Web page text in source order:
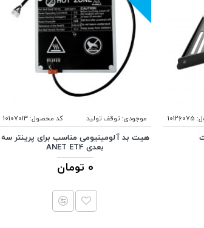
10126075 موجودی:توقف تولید کد محصول:10107013
هیت بد آلومینیومی مناسب برای پرینتر سه
بعدی ANET ET4
0 تومان